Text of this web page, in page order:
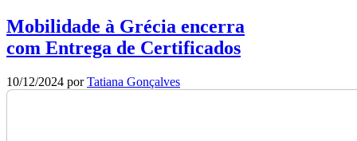
Mobilidade à Grécia encerra
com Entrega de Certificados
10/12/2024 porTatiana Gonçalves